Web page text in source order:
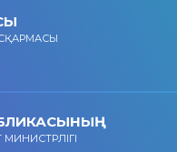
МИНИСТРЛІГІ